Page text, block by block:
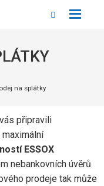
na splátky
připravili
maximální
ESSOX
nebankovních úvěrů
prodeje tak může